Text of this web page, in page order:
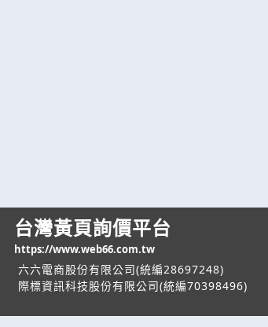
台灣黃頁詢價平台
https://www.web66.com.tw
六六電商股份有限公司(統編28697248)
際標資訊科技股份有限公司(統編70398496)